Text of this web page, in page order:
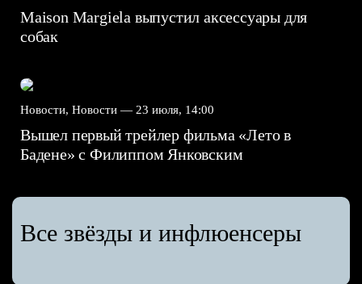
Maison Margiela выпустил аксессуары для
собак
Новости, Новости — 23 июля, 14:00
Вышел первый трейлер фильма «Лето в
Бадене» с Филиппом Янковским
Все звёзды и инфлюенсеры